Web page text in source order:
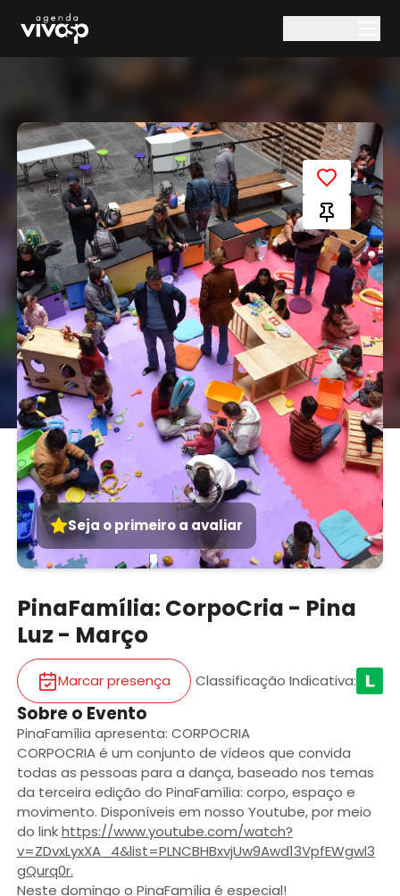
Seja o primeiro a avaliar
PinaFamília: CorpoCria - Pina
Luz - Março
Marcar presença Classificação Indicativa:
Sobre o Evento
PinaFamília apresenta: CORPOCRIA
CORPOCRIA é um conjunto de vídeos que convida
todas as pessoas para a dança, baseado nos temas
da terceira edição do PinaFamília: corpo, espaço e
movimento. Disponíveis em nosso Youtube, por meio
do linkhttps://www.youtube.com/watch?
v=ZDvxLyxXA_4&list=PLNCBHBxvjUw9Awd13VpfEWgwl3
gQurq0r.
Neste domingo o PinaFamília é especial!